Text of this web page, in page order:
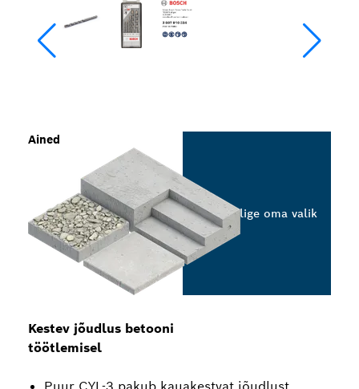
Kestev jõudlus betooni
töötlemisel
Ained
Valige oma valik